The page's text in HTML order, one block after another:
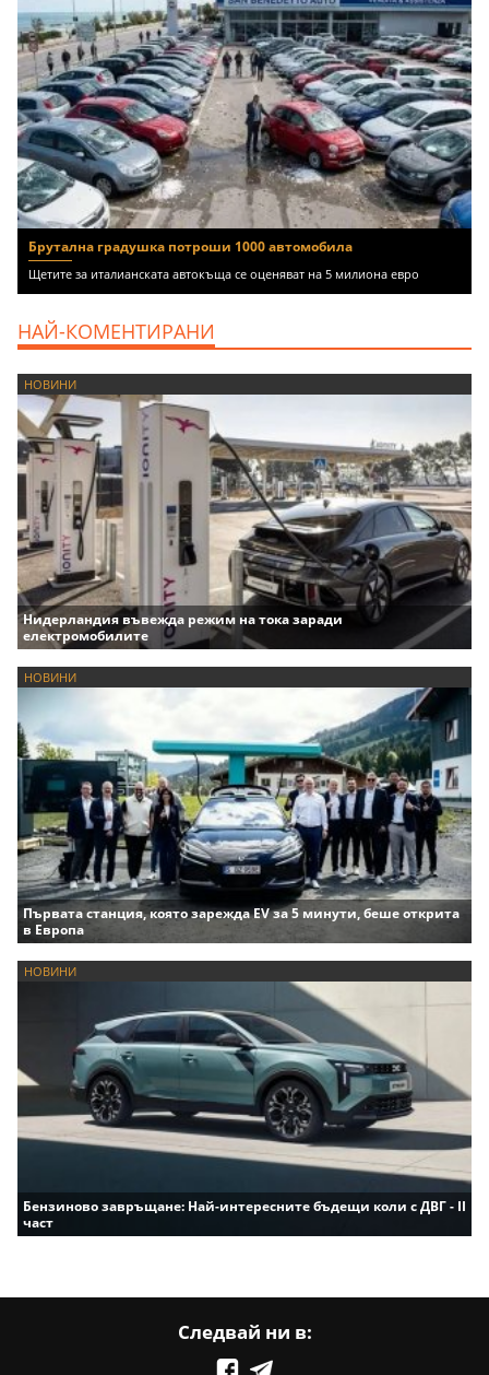
Брутална градушка потроши 1000 автомобила
Щетите за италианската автокъща се оценяват на 5 милиона евро
НАЙ-КОМЕНТИРАНИ
НОВИНИ
Нидерландия въвежда режим на тока заради
електромобилите
НОВИНИ
Първата станция, която зарежда EV за 5 минути, беше открита
в Европа
НОВИНИ
Бензиново завръщане: Най-интересните бъдещи коли с ДВГ - II
част
Следвай ни в: